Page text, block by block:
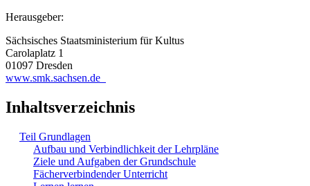
Herausgeber:
Sächsisches Staatsministerium für Kultus
Carolaplatz 1
01097 Dresden
www.smk.sachsen.de
Inhaltsverzeichnis
Teil Grundlagen
Aufbau und Verbindlichkeit der Lehrpläne
Ziele und Aufgaben der Grundschule
Fächerverbindender Unterricht